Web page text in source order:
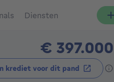
Diensten
€ 397.000
krediet voor dit pand